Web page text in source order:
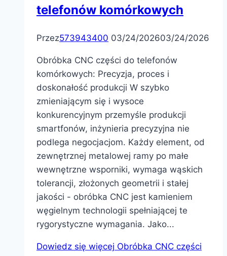
telefonów komórkowych
Przez573943400 03/24/202603/24/2026
Obróbka CNC części do telefonów
komórkowych: Precyzja, proces i
doskonałość produkcji W szybko
zmieniającym się i wysoce
konkurencyjnym przemyśle produkcji
smartfonów, inżynieria precyzyjna nie
podlega negocjacjom. Każdy element, od
zewnętrznej metalowej ramy po małe
wewnętrzne wsporniki, wymaga wąskich
tolerancji, złożonych geometrii i stałej
jakości - obróbka CNC jest kamieniem
węgielnym technologii spełniającej te
rygorystyczne wymagania. Jako...
Dowiedz się więcej Obróbka CNC części